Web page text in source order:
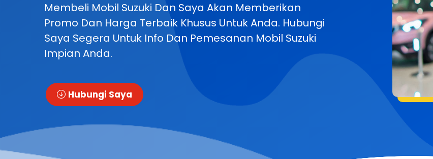
Membeli Mobil Suzuki Dan Saya Akan Memberikan
Promo Dan Harga Terbaik Khusus Untuk Anda. Hubungi
Saya Segera Untuk Info Dan Pemesanan Mobil Suzuki
Impian Anda.
Hubungi Saya